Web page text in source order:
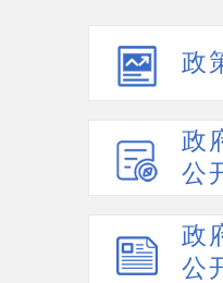
政
政
公
政
公